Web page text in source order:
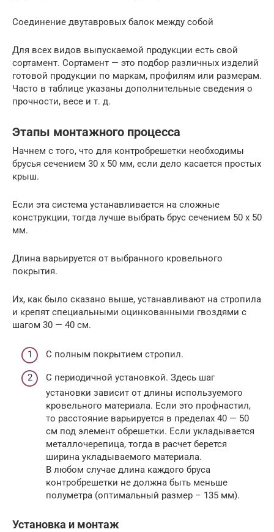
Соединение двутавровых балок между собой
Для всех видов выпускаемой продукции есть свой
сортамент. Сортамент — это подбор различных изделий
готовой продукции по маркам, профилям или размерам.
Часто в таблице указаны дополнительные сведения о
прочности, весе и т. д.
Этапы монтажного процесса
Начнем с того, что для контробрешетки необходимы
брусья сечением 30 х 50 мм, если дело касается простых
крыш.
Если эта система устанавливается на сложные
конструкции, тогда лучше выбрать брус сечением 50 х 50
мм.
Длина варьируется от выбранного кровельного
покрытия.
Их, как было сказано выше, устанавливают на стропила
и крепят специальными оцинкованными гвоздями с
шагом 30 — 40 см.
С полным покрытием стропил.
С периодичной установкой. Здесь шаг
установки зависит от длины используемого
кровельного материала. Если это профнастил,
то расстояние варьируется в пределах 40 — 50
см под элемент обрешетки. Если укладывается
металлочерепица, тогда в расчет берется
ширина укладываемого материала.
В любом случае длина каждого бруса
контробрешетки не должна быть меньше
полуметра (оптимальный размер – 135 мм).
Установка и монтаж